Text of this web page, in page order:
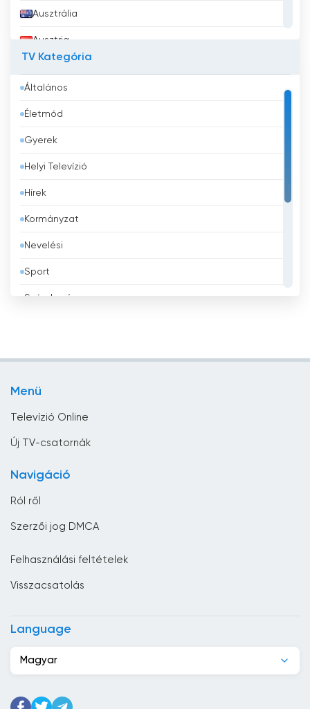
Ausztrália
Ausztria
Bahrein
Banglades
Barbados
Belgium
Belize
Benin
Bhután
Bolívia
Dél-afrikai Köztársaság
Dél-Korea
Egyesült Arab Emírségek
TV Kategória
Általános
Életmód
Gyerek
Helyi Televízió
Hírek
Kormányzat
Nevelési
Sport
Szórakozás
Menü
Televízió Online
Új TV-csatornák
Navigáció
Ról ről
Szerzői jog DMCA
Felhasználási feltételek
Visszacsatolás
Language
Magyar